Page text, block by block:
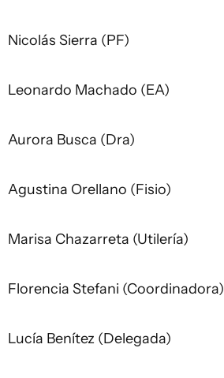
Nicolás Sierra (PF)
Leonardo Machado (EA)
Aurora Busca (Dra)
Agustina Orellano (Fisio)
Marisa Chazarreta (Utilería)
Florencia Stefani (Coordinadora)
Lucía Benítez (Delegada)